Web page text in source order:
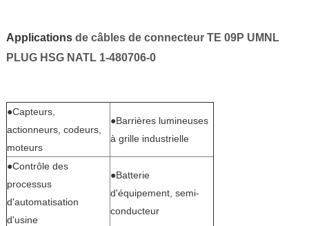
Applications de câbles de connecteur TE 09P UMNL
PLUG HSG NATL 1-480706-0
●Capteurs,
actionneurs, codeurs,
moteurs
●Barrières lumineuses
à grille industrielle
●Contrôle des
processus
d'automatisation
d'usine
●Batterie
d'équipement, semi-
conducteur